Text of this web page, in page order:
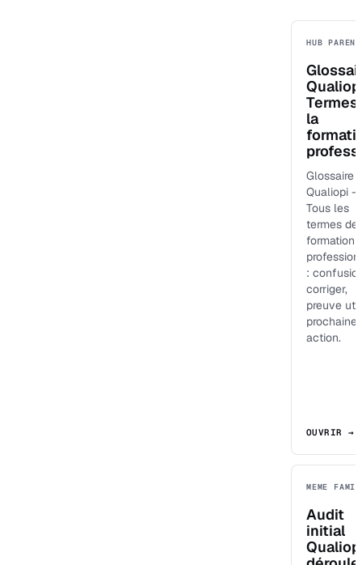
HUB PARENT
Termes
la
Glossaire
Qualiopi —
Tous les
termes de
formation
:
corriger,
preuve
prochaine
action.
OUVRIR →
MEME
Audit
initial